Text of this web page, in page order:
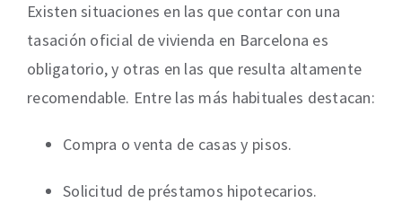
Existen situaciones en las que contar con una
tasación oficial de vivienda en Barcelona es
obligatorio, y otras en las que resulta altamente
recomendable. Entre las más habituales destacan:
Compra o venta de casas y pisos.
Solicitud de préstamos hipotecarios.